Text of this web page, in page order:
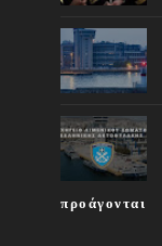
προάγονται